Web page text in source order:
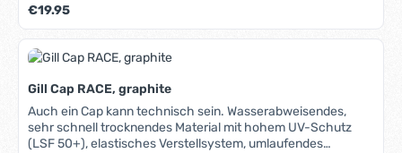
einem Helm getragen werden.[/text][/col][/row]
[{/veparse}]
ausgestattet. Das serienmäßige Cap Leash kann an der
Bekleidung befestigt werden und sichert das Cap gegen
Über-Bord-Gehen. Größe stufenlos per Velcro-Band
einstellbar.
Regulärer Preis:
€19.95
Gill Cap RACE, graphite
Auch ein Cap kann technisch sein. Wasserabweisendes,
sehr schnell trocknendes Material mit hohem UV-Schutz
(LSF 50+), elastisches Verstellsystem, umlaufendes